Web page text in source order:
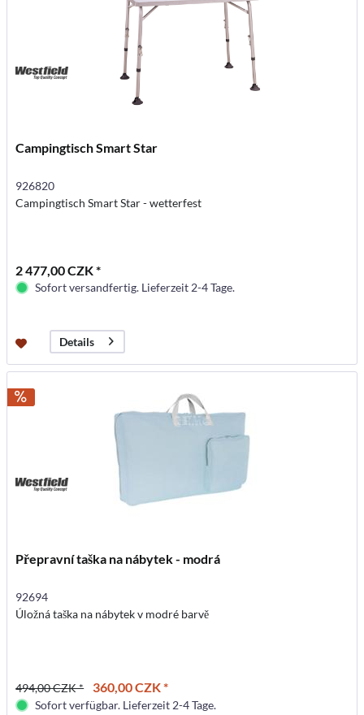
Campingtisch Smart Star
926820
Campingtisch Smart Star - wetterfest
2 477,00 CZK *
Sofort versandfertig. Lieferzeit 2-4 Tage.
Details
Přepravní taška na nábytek - modrá
92694
Úložná taška na nábytek v modré barvě
494,00 CZK * 360,00 CZK *
Sofort verfügbar. Lieferzeit 2-4 Tage.